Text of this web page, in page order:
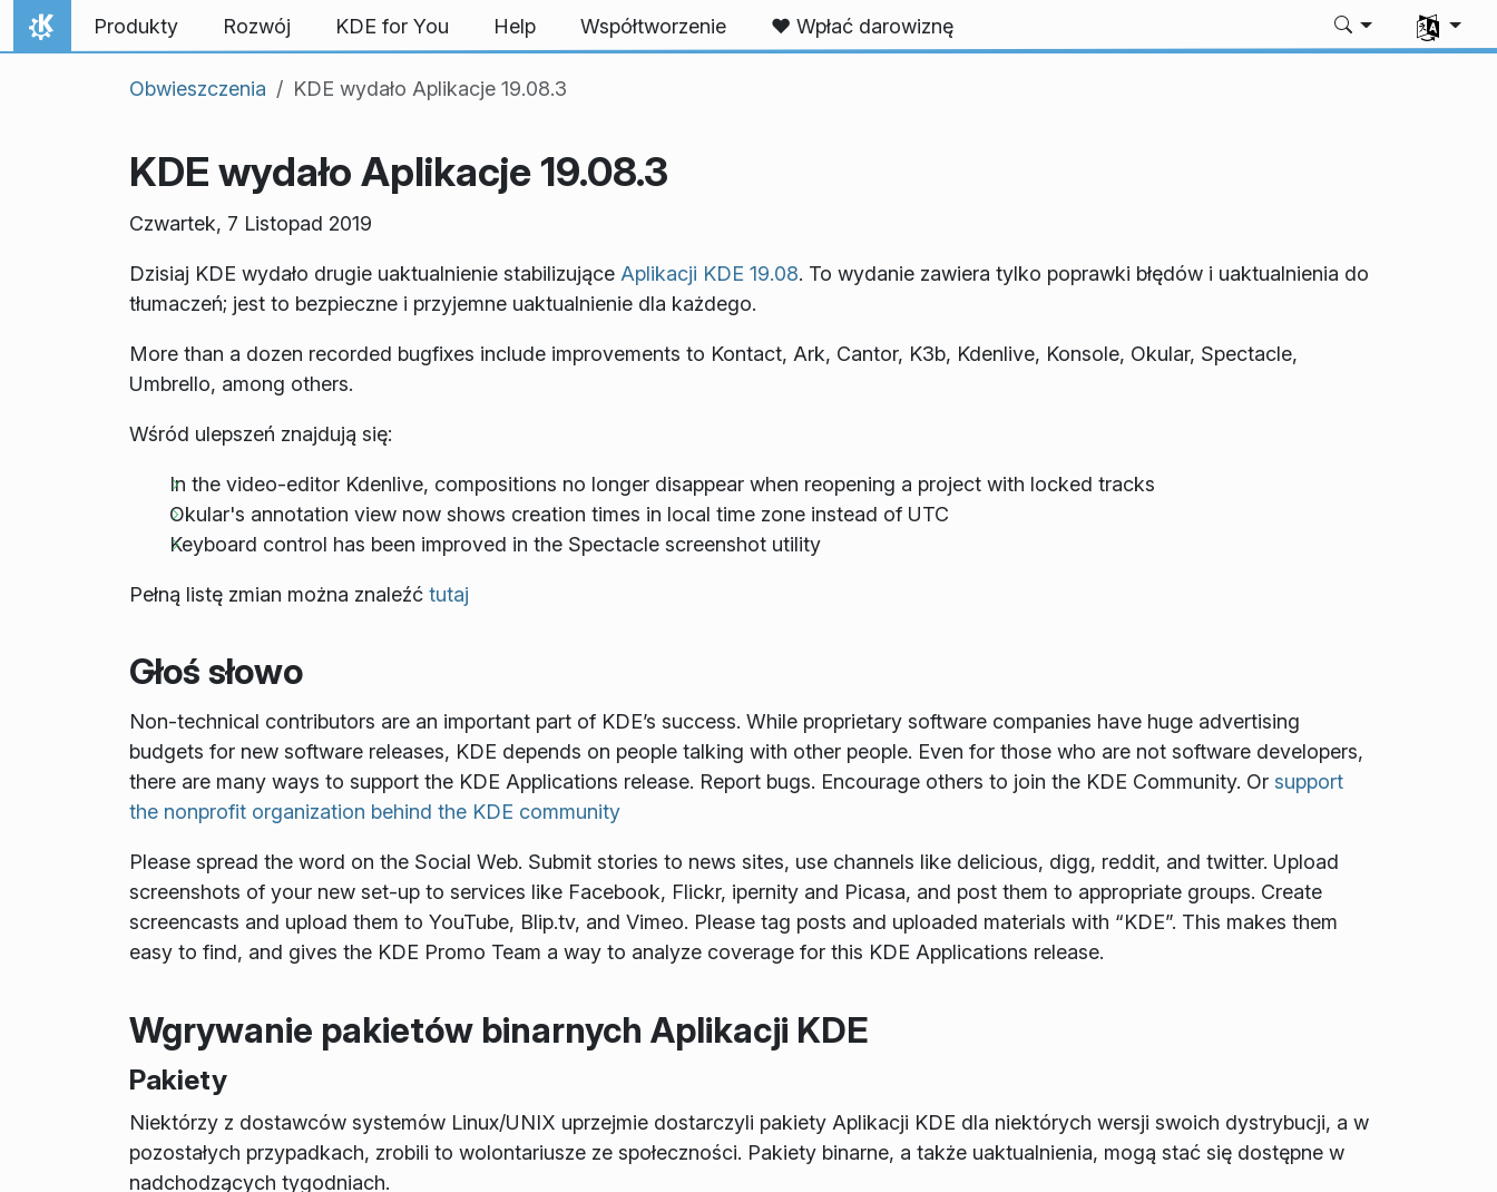
Przejdź to treści
Strona domowa
Produkty Rozwój KDE for You Help Współtworzenie ❤️ Wpłać darowiznę
Wybierz
Obwieszczenia KDE wydało Aplikacje 19.08.3
KDE wydało Aplikacje 19.08.3
Czwartek, 7 Listopad 2019
Dzisiaj KDE wydało drugie uaktualnienie stabilizujące Aplikacji KDE 19.08. To wydanie zawiera tylko poprawki błędów i uaktualnienia do
tłumaczeń; jest to bezpieczne i przyjemne uaktualnienie dla każdego.
More than a dozen recorded bugfixes include improvements to Kontact, Ark, Cantor, K3b, Kdenlive, Konsole, Okular, Spectacle,
Umbrello, among others.
Wśród ulepszeń znajdują się:
In the video-editor Kdenlive, compositions no longer disappear when reopening a project with locked tracks
Okular's annotation view now shows creation times in local time zone instead of UTC
Keyboard control has been improved in the Spectacle screenshot utility
Pełną listę zmian można znaleźć tutaj
Głoś słowo
Non-technical contributors are an important part of KDE’s success. While proprietary software companies have huge advertising
budgets for new software releases, KDE depends on people talking with other people. Even for those who are not software developers,
there are many ways to support the KDE Applications release. Report bugs. Encourage others to join the KDE Community. Or support
the nonprofit organization behind the KDE community
Please spread the word on the Social Web. Submit stories to news sites, use channels like delicious, digg, reddit, and twitter. Upload
screenshots of your new set-up to services like Facebook, Flickr, ipernity and Picasa, and post them to appropriate groups. Create
screencasts and upload them to YouTube, Blip.tv, and Vimeo. Please tag posts and uploaded materials with “KDE”. This makes them
easy to find, and gives the KDE Promo Team a way to analyze coverage for this KDE Applications release.
Wgrywanie pakietów binarnych Aplikacji KDE
Pakiety
Niektórzy z dostawców systemów Linux/UNIX uprzejmie dostarczyli pakiety Aplikacji KDE dla niektórych wersji swoich dystrybucji, a w
pozostałych przypadkach, zrobili to wolontariusze ze społeczności. Pakiety binarne, a także uaktualnienia, mogą stać się dostępne w
nadchodzących tygodniach.